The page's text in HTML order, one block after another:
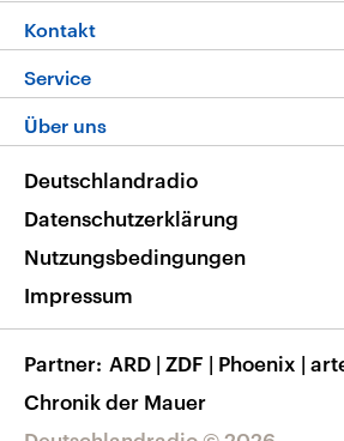
Die Nachrichten
Nachrichtenleicht
Neue Beiträge auf dlf.de
Livestream
Podcasts
Deutschlandfunk App
Nachrichten App
Frequenzen
Kontakt
Hörerservice
Service
FAQ
Veranstaltungen
Musikliste
RSS
Über uns
Barrierefreiheit
Deutschlandradio
Datenschutzerklärung
Nutzungsbedingungen
Impressum
Partner ARD | ZDF | Phoenix |
Chronik der Mauer